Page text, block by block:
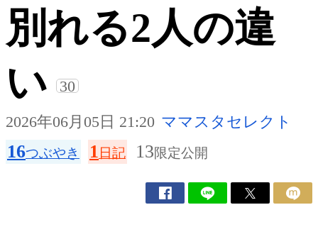
別れる2人の違
い
30
2026年06月05日 21:20 ママスタセレクト
16つぶやき 1 日記 13限定公開